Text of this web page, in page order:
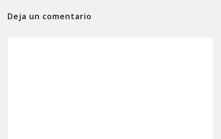
Deja un comentario